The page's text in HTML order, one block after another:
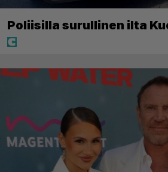
Poliisilla surullinen ilta